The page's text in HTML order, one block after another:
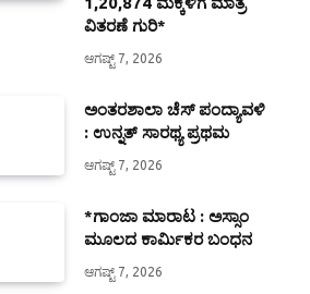
ವಿತರಣೆ ಗುರಿ*
ಆಗಷ್ಟ್ 7, 2026
ಅಂತರಶಾಲಾ ಚೆಸ್ ಪಂದ್ಯಾವಳಿ
: ಉನ್ನತ್ ಸಾರಥ್ಯ ಪ್ರಥಮ
ಆಗಷ್ಟ್ 7, 2026
*ಗಾಂಜಾ ಮಾರಾಟ : ಅಸ್ಸಾಂ
ಮೂಲದ ಕಾರ್ಮಿಕರ ಬಂಧನ
ಆಗಷ್ಟ್ 7, 2026